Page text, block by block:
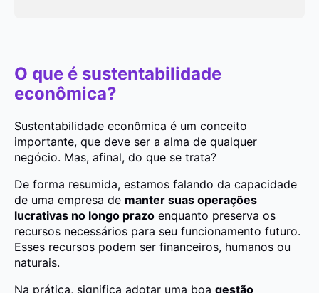
O que é sustentabilidade
econômica?
Sustentabilidade econômica é um conceito
importante, que deve ser a alma de qualquer
negócio. Mas, afinal, do que se trata?
De forma resumida, estamos falando da capacidade
de uma empresa de manter suas operações
lucrativas no longo prazo enquanto preserva os
recursos necessários para seu funcionamento futuro.
Esses recursos podem ser financeiros, humanos ou
naturais.
Na prática, significa adotar uma boa gestão